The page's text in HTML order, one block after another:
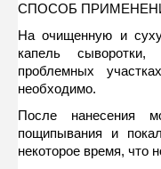
СПОСОБ
На очищенную и
капель
проблемных
необходимо.
После нанесения
пощипывания и
некоторое время, что